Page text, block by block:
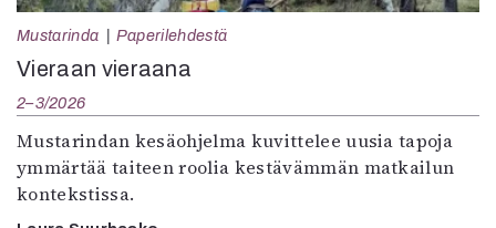
Mustarinda Paperilehdestä
Vieraan vieraana
2–3/2026
Mustarindan kesäohjelma kuvittelee uusia tapoja
ymmärtää taiteen roolia kestävämmän matkailun
kontekstissa.